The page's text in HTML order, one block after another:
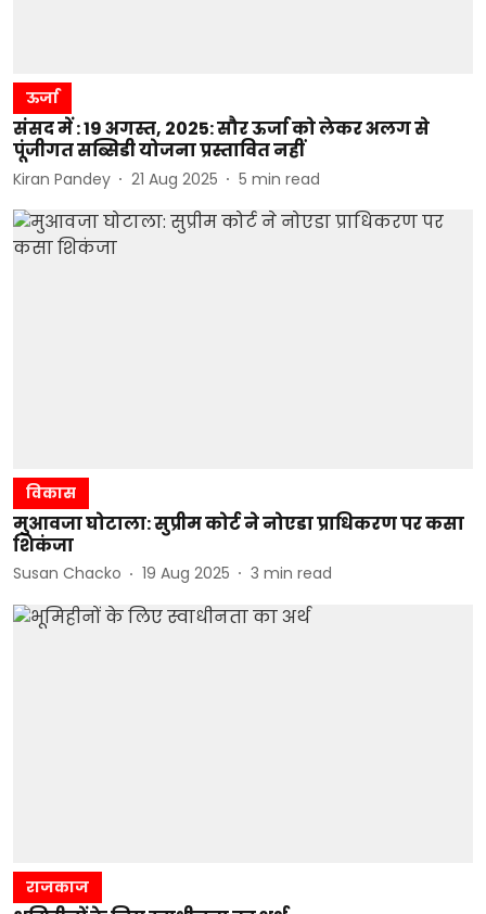
ऊर्जा
संसद में : 19 अगस्त, 2025: सौर ऊर्जा को लेकर अलग से
पूंजीगत सब्सिडी योजना प्रस्तावित नहीं
Kiran Pandey 21 Aug 2025 5 min read
विकास
मुआवजा घोटाला: सुप्रीम कोर्ट ने नोएडा प्राधिकरण पर कसा
शिकंजा
Susan Chacko 19 Aug 2025 3 min read
राजकाज